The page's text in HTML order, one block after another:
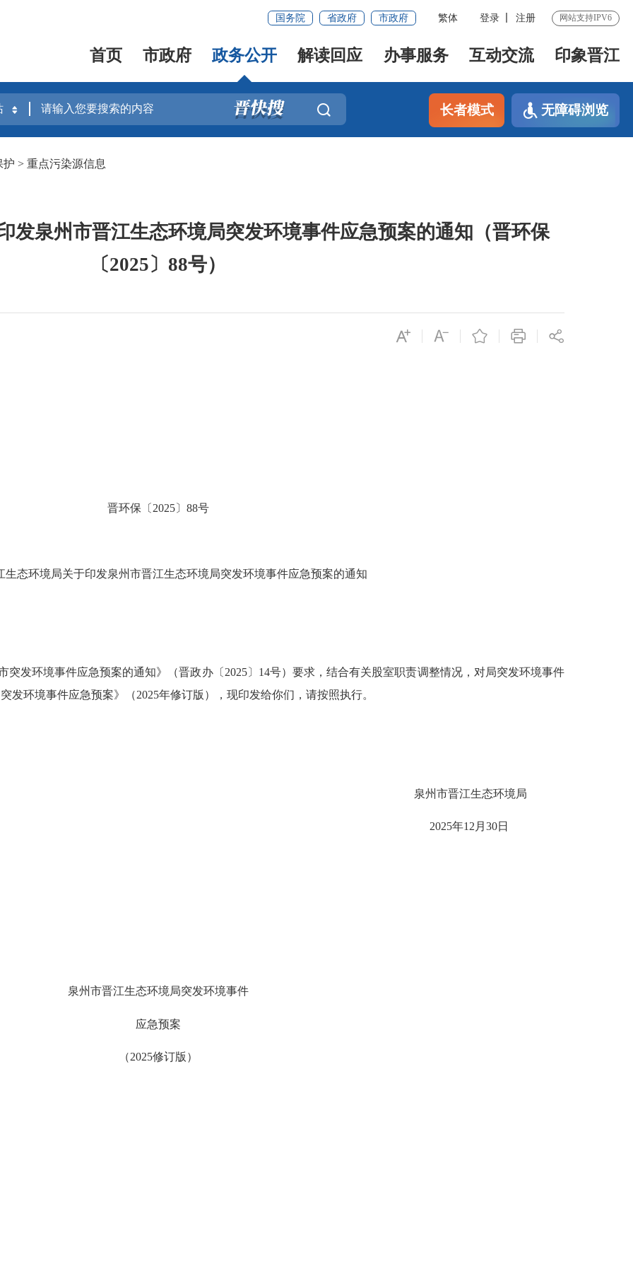
国务院 省政府 市政府 繁体 登录 注册 网站支持IPV6
首页 市政府 政务公开 解读回应 办事服务 互动交流 印象晋江
长者模式 无障碍浏览
护 > 重点污染源信息
发泉州市晋江生态环境局突发环境事件应急预案的通知（晋环保
〔2025〕88号）
晋环保 〔 2025〕 88号
生态环境局关于印发泉州市晋江生态环境局突发环境事件应急预案的通知
突发环境事件应急预案的通知》（晋政办〔 2025〕 14号）要求，结合有关股室职责调整情况，对局突发环境事件
发环境事件应急预案》（2025年修订版），现印发给你们，请按照执行。
泉州市晋江生态环境局
2025年12 月30日
泉州市晋江生态环境局突发环境事件
应急预案
（2025修订版）